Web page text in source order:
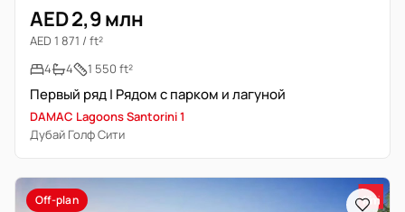
AED 2,9 млн
AED 1 871 / ft²
4
4 1 550 ft²
Первый ряд | Рядом с парком и лагуной
DAMAC Lagoons Santorini 1
Дубай Голф Сити
Off-plan